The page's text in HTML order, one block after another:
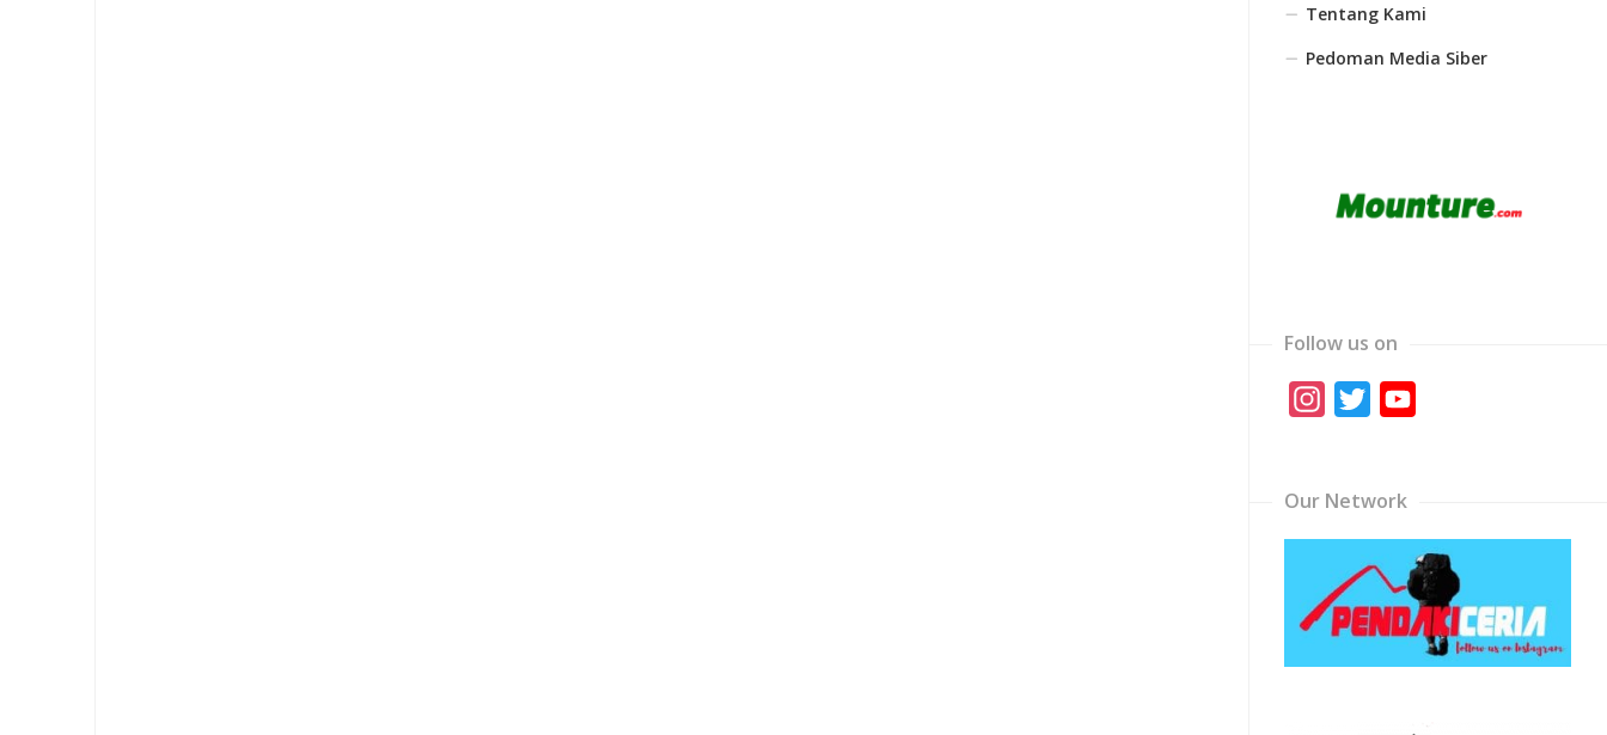
Tentang Kami
Pedoman Media Siber
Follow us on
Instagram
Twitter
Our Network